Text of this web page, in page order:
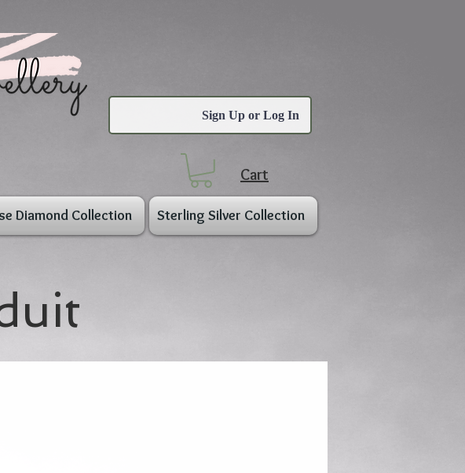
Sign Up or Log In
Cart
Diamond Collection Sterling Silver Collection